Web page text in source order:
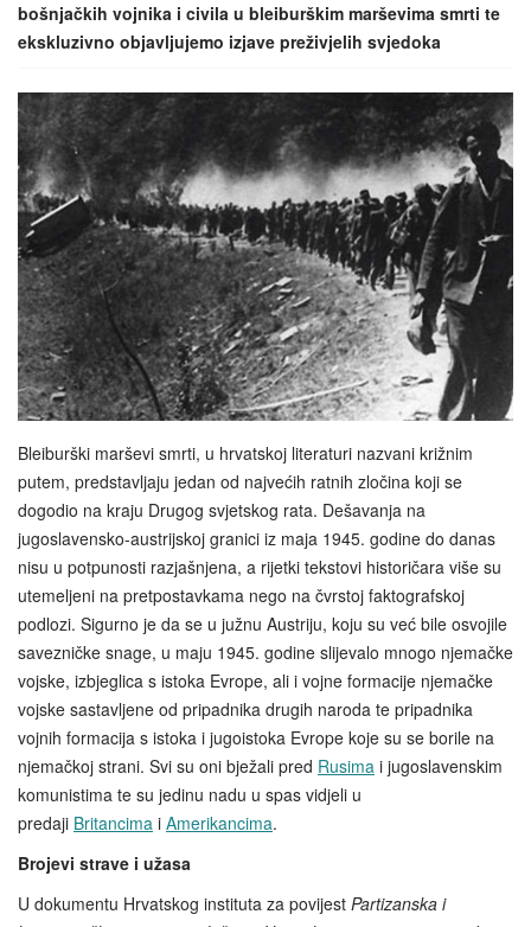
bošnjačkih vojnika i civila u bleiburškim marševima smrti te
ekskluzivno objavljujemo izjave preživjelih svjedoka
Bleiburški marševi smrti, u hrvatskoj literaturi nazvani križnim
putem, predstavljaju jedan od najvećih ratnih zločina koji se
dogodio na kraju Drugog svjetskog rata. Dešavanja na
jugoslavensko-austrijskoj granici iz maja 1945. godine do danas
nisu u potpunosti razjašnjena, a rijetki tekstovi historičara više su
utemeljeni na pretpostavkama nego na čvrstoj faktografskoj
podlozi. Sigurno je da se u južnu Austriju, koju su već bile osvojile
savezničke snage, u maju 1945. godine slijevalo mnogo njemačke
vojske, izbjeglica s istoka Evrope, ali i vojne formacije njemačke
vojske sastavljene od pripadnika drugih naroda te pripadnika
vojnih formacija s istoka i jugoistoka Evrope koje su se borile na
njemačkoj strani. Svi su oni bježali pred Rusima i jugoslavenskim
komunistima te su jedinu nadu u spas vidjeli u
predaji Britancima i Amerikancima.
Brojevi strave i užasa
U dokumentu Hrvatskog instituta za povijest Partizanska i